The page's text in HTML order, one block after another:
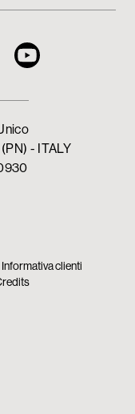
- ITALY
Informativa clienti